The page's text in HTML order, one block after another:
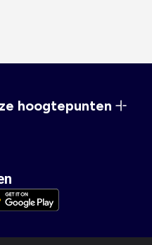
hoogtepunten